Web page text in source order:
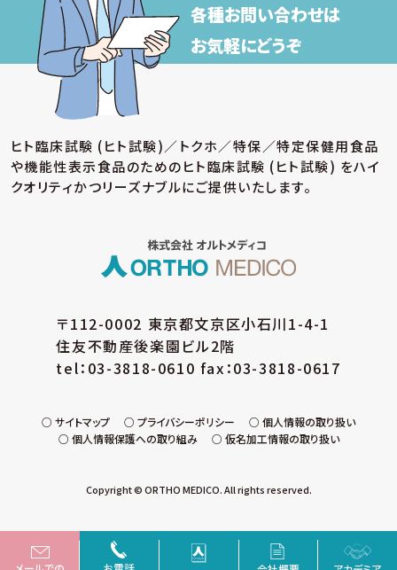
【保有個人データの安全管理のために講じた
措置】
当社では個人情報保護法に基づき、保有個人データ
の安全管理のために、以下の措置を講じています。
(ア) 個人情報保護方針の策定
係法令等の遵守」、「個人情報の取得・利用・提
供」、「個人情報の取得元」、「質問および苦情相
談の窓口」等についての個人情報保護方針を策
取得・入力、利用・加工、保管・保存、移送・送信、
消去・廃棄等の段階ごとに、取扱方法、管理者・
取扱規程を策定しています。また、個人データの
安全管理、取扱状況の点検及び監査、外部委託
に係る規程を整備しています。
(ウ) 組織的安全管理措置
設置するとともに、個人データを取り扱う従業
員・役員および当該従業員・役員が取り扱う個
任者への報告連絡体制を整備しています。また、
係る取扱規程を定め、個人データの取扱状況を
確認できる手段を整備するとともに、個人デー
タの取扱状況の点検や監査を定期的に実施して
各種お問い合わせは
お気軽にどうぞ
ヒト臨床試験 (ヒト試験)／トクホ／特保／特定保健用食品
や機能性表示食品のためのヒト臨床試験 (ヒト試験) をハイ
クオリティかつリーズナブルにご提供いたします。
〒112-0002 東京都文京区小石川1-4-1
住友不動産後楽園ビル2階
tel：03-3818-0610 fax：03-3818-0617
サイトマップ プライバシーポリシー
個人情報の取り扱い
個人情報保護への取り組み
仮名加工情報の取り扱い
Copyright © ORTHO MEDICO. All rights reserved.